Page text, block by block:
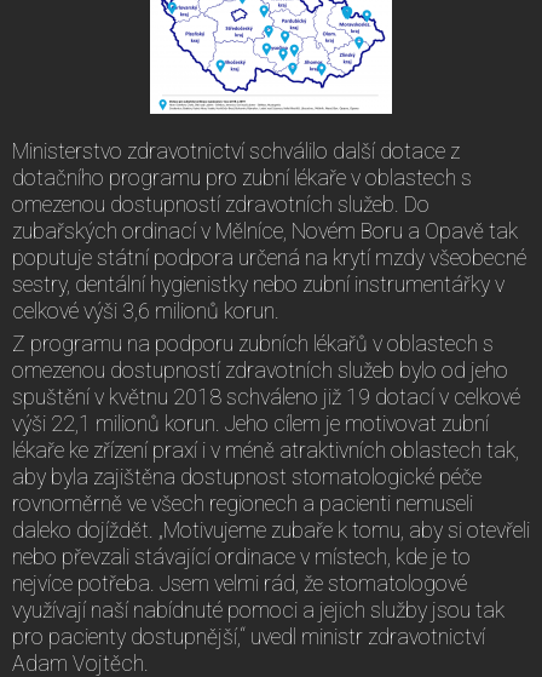
Ministerstvo zdravotnictví schválilo další dotace z
dotačního programu pro zubní lékaře v oblastech s
omezenou dostupností zdravotních služeb. Do
zubařských ordinací v Mělníce, Novém Boru a Opavě tak
poputuje státní podpora určená na krytí mzdy všeobecné
sestry, dentální hygienistky nebo zubní instrumentářky v
celkové výši 3,6 milionů korun.
Z programu na podporu zubních lékařů v oblastech s
omezenou dostupností zdravotních služeb bylo od jeho
spuštění v květnu 2018 schváleno již 19 dotací v celkové
výši 22,1 milionů korun. Jeho cílem je motivovat zubní
lékaře ke zřízení praxí i v méně atraktivních oblastech tak,
aby byla zajištěna dostupnost stomatologické péče
rovnoměrně ve všech regionech a pacienti nemuseli
daleko dojíždět. „Motivujeme zubaře k tomu, aby si otevřeli
nebo převzali stávající ordinace v místech, kde je to
nejvíce potřeba. Jsem velmi rád, že stomatologové
využívají naší nabídnuté pomoci a jejich služby jsou tak
pro pacienty dostupnější,“ uvedl ministr zdravotnictví
Adam Vojtěch.